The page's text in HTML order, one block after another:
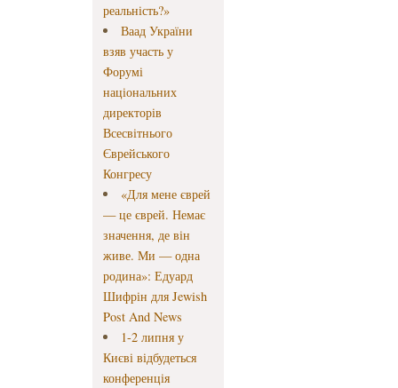
реальність?»
Ваад України
взяв участь у
Форумі
національних
директорів
Всесвітнього
Єврейського
Конгресу
«Для мене єврей
— це єврей. Немає
значення, де він
живе. Ми — одна
родина»: Едуард
Шифрін для Jewish
Post And News
1-2 липня у
Києві відбудеться
конференція